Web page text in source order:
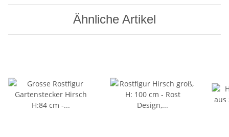
Ähnliche Artikel